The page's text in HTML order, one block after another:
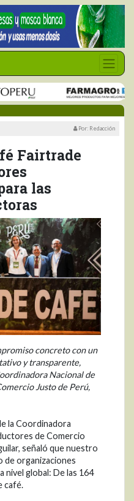
Por: Redacción
Fairtrade
las
concreto con un
y transparente,
Nacional de
Justo de Perú,
la Coordinadora
de Comercio
señaló que nuestro
de organizaciones
nivel global: De las 164
café.